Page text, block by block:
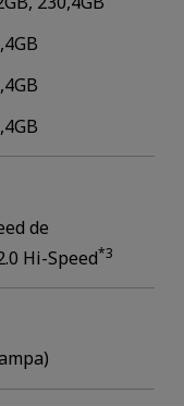
de
Hi-Speed*3